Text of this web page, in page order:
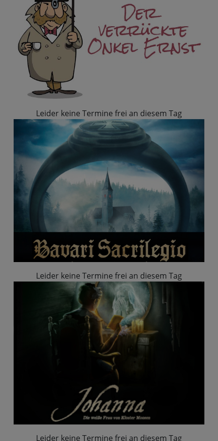
Leider keine Termine frei an diesem Tag
Leider keine Termine frei an diesem Tag
Leider keine Termine frei an diesem Tag